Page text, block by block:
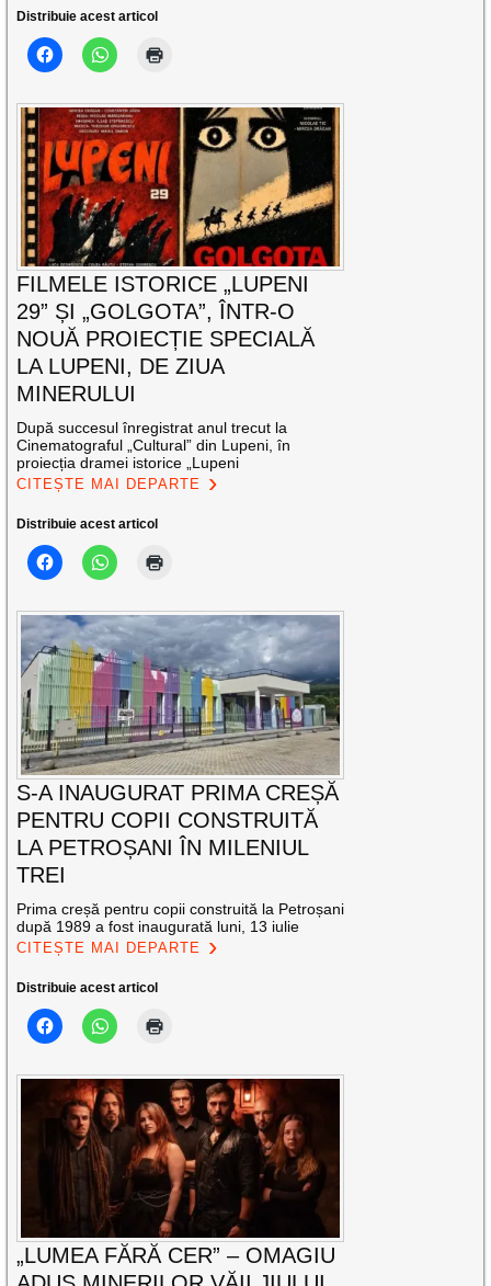
Distribuie acest articol
FILMELE ISTORICE „LUPENI
29” ȘI „GOLGOTA”, ÎNTR-O
NOUĂ PROIECȚIE SPECIALĂ
LA LUPENI, DE ZIUA
MINERULUI
După succesul înregistrat anul trecut la
Cinematograful „Cultural” din Lupeni, în
proiecția dramei istorice „Lupeni
CITEȘTE MAI DEPARTE
Distribuie acest articol
S-A INAUGURAT PRIMA CREȘĂ
PENTRU COPII CONSTRUITĂ
LA PETROȘANI ÎN MILENIUL
TREI
Prima creșă pentru copii construită la Petroșani
după 1989 a fost inaugurată luni, 13 iulie
CITEȘTE MAI DEPARTE
Distribuie acest articol
„LUMEA FĂRĂ CER” – OMAGIU